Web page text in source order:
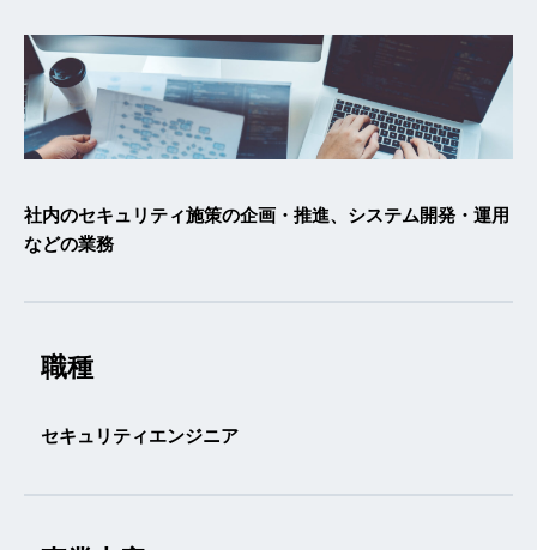
社内のセキュリティ施策の企画・推進、システム開発・運用
などの業務
職種
セキュリティエンジニア